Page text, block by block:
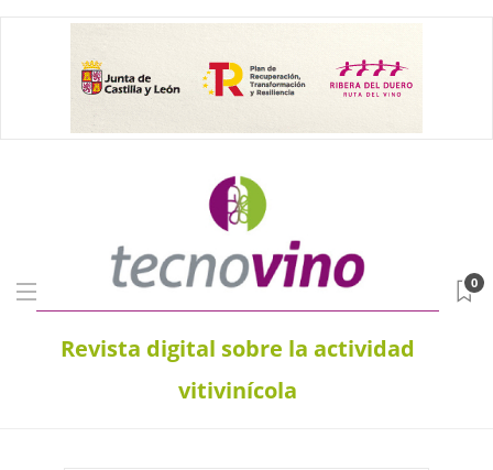
Revista digital sobre la actividad
vitivinícola
0